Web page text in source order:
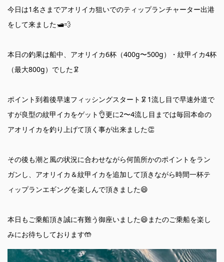
今日は1名さまでアオリイカ狙いでのティップランチャーター出港
をして来ました🛥️💨
本日の釣果は船中、アオリイカ6杯（400g〜500g）・紋甲イカ4杯
（最大800g）でした🦑
ポイント到着後早速フィッシングスタート🦑1流し目で早速外道で
すが良型の紋甲イカをゲット👌更に2〜4流し目までは毎回本命の
アオリイカを釣り上げて頂く事が出来ました👏
その後も潮と風の状況に合わせながら何箇所かのポイントをラン
ガンし、アオリイカ＆紋甲イカを追加して頂きながら時間一杯テ
ィップランエギングを楽しんで頂きました😄
本日もご乗船頂き誠に有難う御座いました😄またのご乗船を楽し
みにお待ちしております🤲